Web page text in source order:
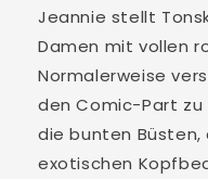
Jeannie stellt
Damen mit vollen
Normalerweise
den Comic-Part zu
die bunten
exotischen